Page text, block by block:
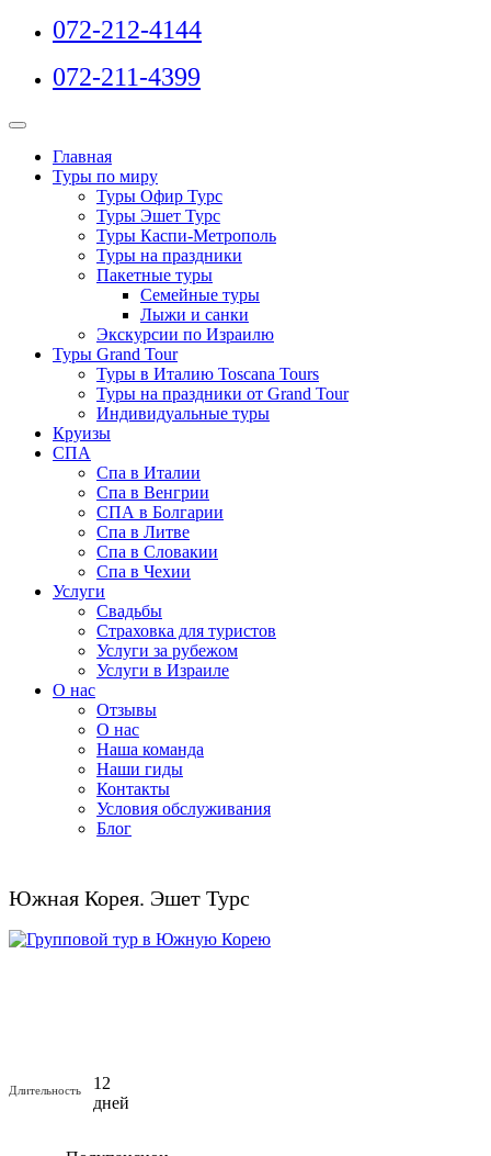
072-212-4144
072-211-4399
Главная
Туры по миру
Туры Офир Турс
Туры Эшет Турс
Туры Каспи-Метрополь
Туры на праздники
Пакетные туры
Семейные туры
Лыжи и санки
Экскурсии по Израилю
Туры Grand Tour
Туры в Италию Toscana Tours
Туры на праздники от Grand Tour
Индивидуальные туры
Круизы
СПА
Спа в Италии
Спа в Венгрии
СПА в Болгарии
Спа в Литве
Спа в Словакии
Спа в Чехии
Услуги
Свадьбы
Страховка для туристов
Услуги за рубежом
Услуги в Израиле
О нас
Отзывы
О нас
Наша команда
Наши гиды
Контакты
Условия обслуживания
Блог
Южная Корея. Эшет Турс
Длительность
12
дней